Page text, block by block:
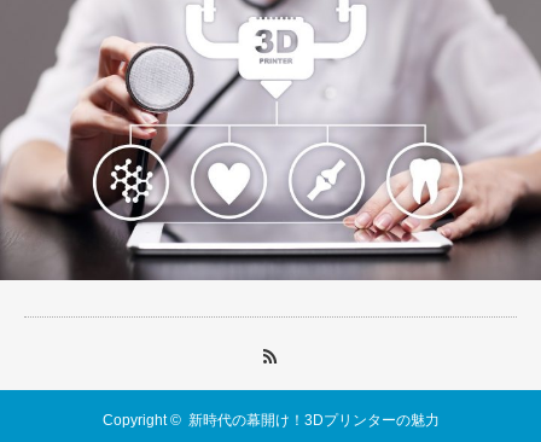
Copyright © 新時代の幕開け！3Dプリンターの魅力